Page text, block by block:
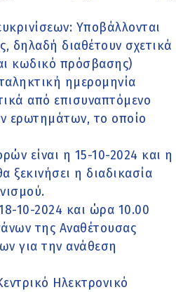
Υποβάλλονται
δηλαδή διαθέτουν σχετικά
κωδικό πρόσβασης)
ημερομηνία
από επισυναπτόμενο
ερωτημάτων, το οποίο
είναι η 15-10-2024 και η
η διαδικασία
10-2024 και ώρα 10.00
της Αναθέτουσας
για την ανάθεση
Ηλεκτρονικό